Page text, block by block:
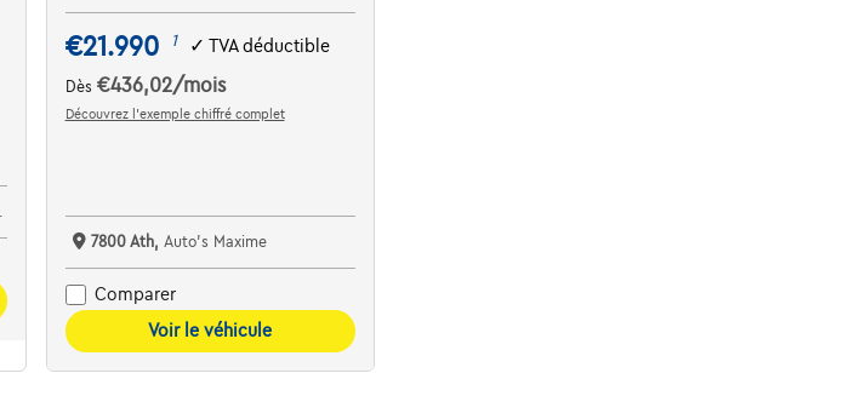
€21.990 1 ✓ TVA déductible
Dès €436,02/mois
Découvrez l’exemple chiffré complet
7800 Ath, Auto's Maxime
Comparer
Voir le véhicule